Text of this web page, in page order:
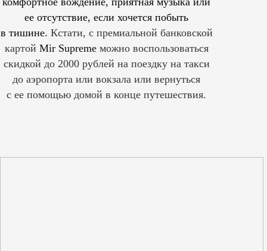
ее отсутствие, если хочется побыть
в тишине. Кстати, с премиальной банковской
картой Mir Supreme можно воспользоваться
скидкой до 2000 рублей на поездку на такси
до аэропорта или вокзала или вернуться
с ее помощью домой в конце путешествия.